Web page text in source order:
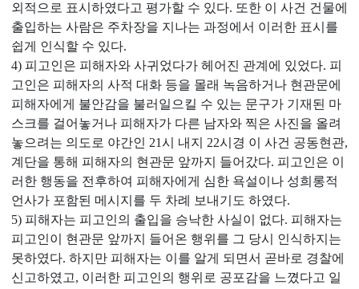
외적으로 표시하였다고 평가할 수 있다. 또한 이 사건 건물에
출입하는 사람은 주차장을 지나는 과정에서 이러한 표시를
쉽게 인식할 수 있다.
4) 피고인은 피해자와 사귀었다가 헤어진 관계에 있었다. 피
고인은 피해자의 사적 대화 등을 몰래 녹음하거나 현관문에
피해자에게 불안감을 불러일으킬 수 있는 문구가 기재된 마
스크를 걸어놓거나 피해자가 다른 남자와 찍은 사진을 올려
놓으려는 의도로 야간인 21시 내지 22시경 이 사건 공동현관,
계단을 통해 피해자의 현관문 앞까지 들어갔다. 피고인은 이
러한 행동을 전후하여 피해자에게 심한 욕설이나 성희롱적
언사가 포함된 메시지를 두 차례 보내기도 하였다.
5) 피해자는 피고인의 출입을 승낙한 사실이 없다. 피해자는
피고인이 현관문 앞까지 들어온 행위를 그 당시 인식하지는
못하였다. 하지만 피해자는 이를 알게 되면서 곧바로 경찰에
신고하였고, 이러한 피고인의 행위로 공포감을 느꼈다고 일